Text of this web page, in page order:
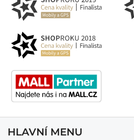
HLAVNÍ MENU